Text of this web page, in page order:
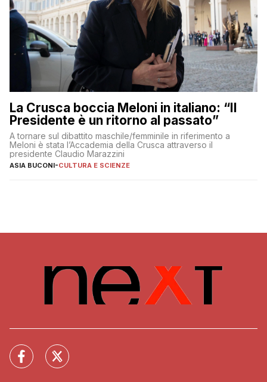
La Crusca boccia Meloni in italiano: “Il
Presidente è un ritorno al passato”
A tornare sul dibattito maschile/femminile in riferimento a
Meloni è stata l’Accademia della Crusca attraverso il
presidente Claudio Marazzini
ASIA BUCONI-CULTURA E SCIENZE